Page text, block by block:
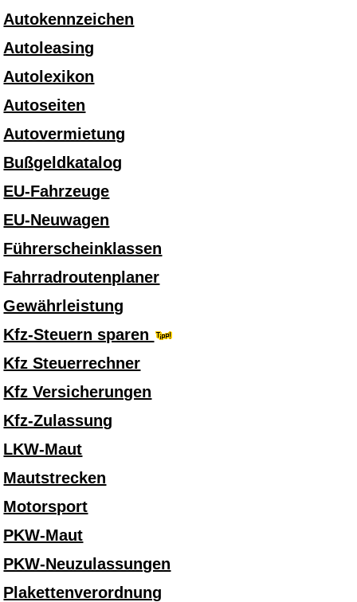
Autokennzeichen
Autoleasing
Autolexikon
Autoseiten
Autovermietung
Bußgeldkatalog
EU-Fahrzeuge
EU-Neuwagen
Führerscheinklassen
Fahrradroutenplaner
Gewährleistung
Kfz-Steuern sparen
Kfz Steuerrechner
Kfz Versicherungen
Kfz-Zulassung
LKW-Maut
Mautstrecken
Motorsport
PKW-Maut
PKW-Neuzulassungen
Plakettenverordnung